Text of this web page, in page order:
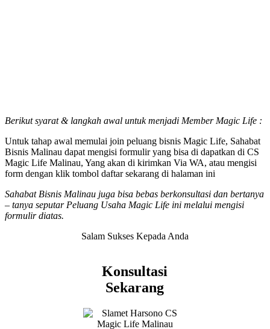
Berikut syarat & langkah awal untuk menjadi Member Magic Life :
Untuk tahap awal memulai join peluang bisnis Magic Life, Sahabat
Bisnis Malinau dapat mengisi formulir yang bisa di dapatkan di CS
Magic Life Malinau, Yang akan di kirimkan Via WA, atau mengisi
form dengan klik tombol daftar sekarang di halaman ini
Sahabat Bisnis Malinau juga bisa bebas berkonsultasi dan bertanya
– tanya seputar Peluang Usaha Magic Life ini melalui mengisi
formulir diatas.
Salam Sukses Kepada Anda
Konsultasi
Sekarang